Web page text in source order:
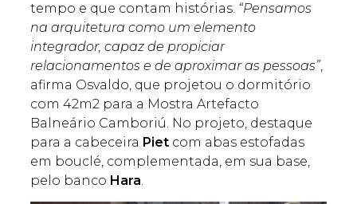
tempo e que contam histórias. “Pensamos
na arquitetura como um elemento
integrador, capaz de propiciar
relacionamentos e de aproximar as pessoas”,
afirma Osvaldo, que projetou o dormitório
com 42m2 para a Mostra Artefacto
Balneário Camboriú. No projeto, destaque
para a cabeceira Piet com abas estofadas
em bouclé, complementada, em sua base,
pelo banco Hara.